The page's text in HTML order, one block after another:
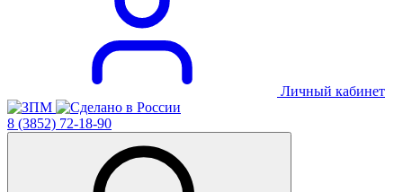
Личный кабинет
8 (3852) 72-18-90